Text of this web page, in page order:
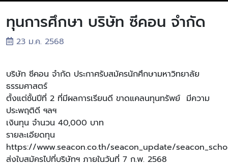
ทุนการศึกษา บริษัท ซีคอน จำกัด
23 ม.ค. 2568
บริษัท ซีคอน จำกัด ประกาศรับสมัครนักศึกษามหาวิทยาลัย
ธรรมศาสตร์
ต้้งแต่ชั้นปีที่ 2 ที่มีผลการเรียนดี ขาดแคลนทุนทรัพย์ มีความ
ประพฤติดี ฯลฯ
เงินทุน จำนวน 40,000 บาท
รายละเอียดทุน
https://www.seacon.co.th/seacon_update/
ส่งใบสมัครไปที่บริษัทฯ ภายในวันที่ 7 ก.พ. 2568